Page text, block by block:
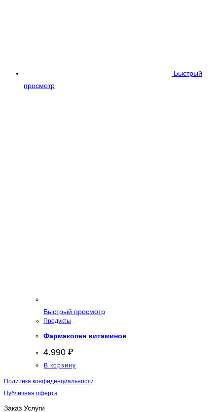
Быстрый
просмотр
Быстрый просмотр
Продукты
Фармакопея витаминов
4.990 ₽
В корзину
Политика конфиденциальности
Публичная оферта
Заказ Услуги